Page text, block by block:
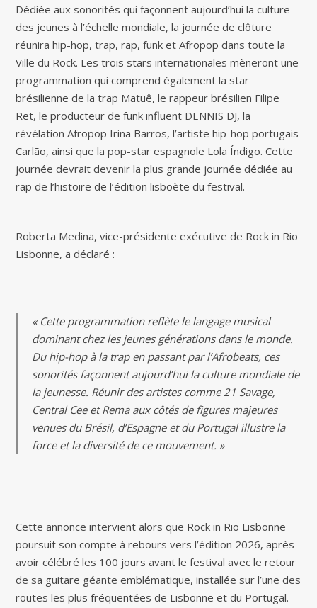
Dédiée aux sonorités qui façonnent aujourd’hui la culture
des jeunes à l’échelle mondiale, la journée de clôture
réunira hip-hop, trap, rap, funk et Afropop dans toute la
Ville du Rock. Les trois stars internationales mèneront une
programmation qui comprend également la star
brésilienne de la trap Matuê, le rappeur brésilien Filipe
Ret, le producteur de funk influent DENNIS DJ, la
révélation Afropop Irina Barros, l’artiste hip-hop portugais
Carlão, ainsi que la pop-star espagnole Lola Índigo. Cette
journée devrait devenir la plus grande journée dédiée au
rap de l’histoire de l’édition lisboète du festival.
Roberta Medina, vice-présidente exécutive de Rock in Rio
Lisbonne, a déclaré :
« Cette programmation reflète le langage musical
dominant chez les jeunes générations dans le monde.
Du hip-hop à la trap en passant par l’Afrobeats, ces
sonorités façonnent aujourd’hui la culture mondiale de
la jeunesse. Réunir des artistes comme 21 Savage,
Central Cee et Rema aux côtés de figures majeures
venues du Brésil, d’Espagne et du Portugal illustre la
force et la diversité de ce mouvement. »
Cette annonce intervient alors que Rock in Rio Lisbonne
poursuit son compte à rebours vers l’édition 2026, après
avoir célébré les 100 jours avant le festival avec le retour
de sa guitare géante emblématique, installée sur l’une des
routes les plus fréquentées de Lisbonne et du Portugal.